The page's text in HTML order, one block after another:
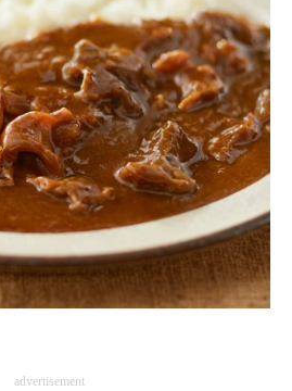
ィ
る
ト
ト
advertisement